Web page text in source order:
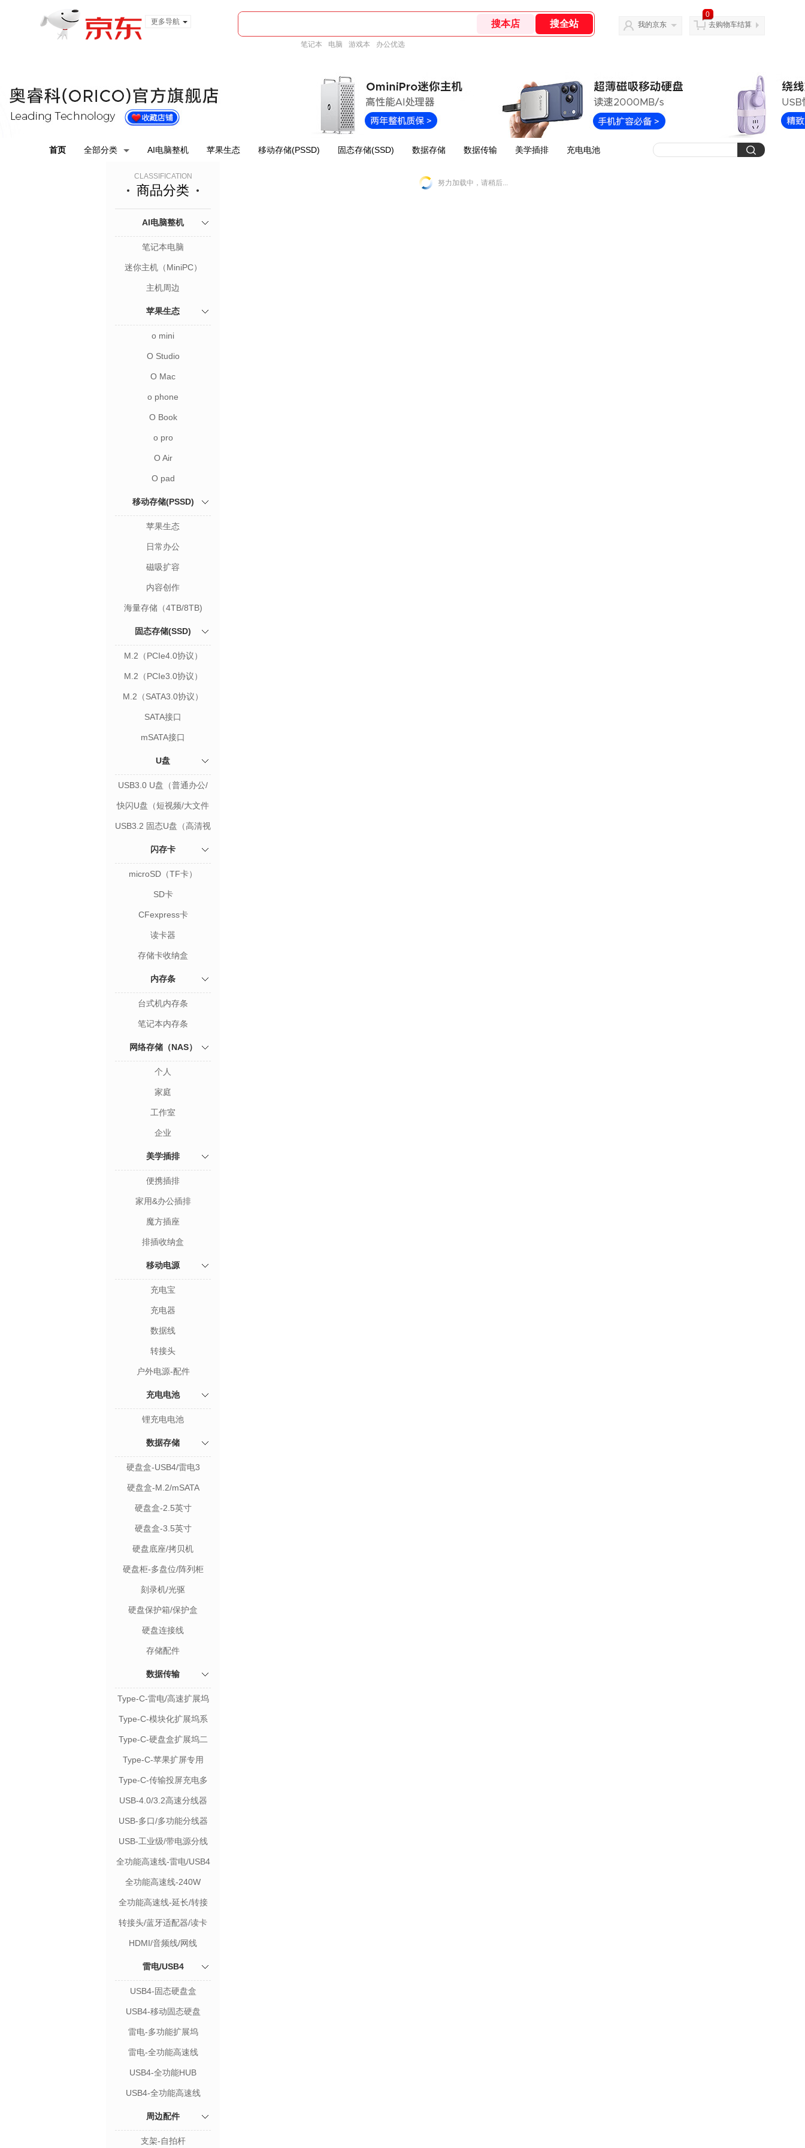
更多导航
笔记本 电脑 游戏本 办公优选
我的京东
0
去购物车结算
首页 全部分类 AI电脑整机 苹果生态 移动存储(PSSD) 固态存储(SSD) 数据存储 数据传输 美学插排 充电电池
CLASSIFICATION
商品分类
AI电脑整机
笔记本电脑
迷你主机（MiniPC）
主机周边
苹果生态
o mini
O Studio
O Mac
o phone
O Book
o pro
O Air
O pad
移动存储(PSSD)
苹果生态
（5Gbps/10Gbps/20Gbps）
日常办公
（5Gbps/10Gbps/20Gbps）
磁吸扩容
（10Gbps/20Gbps）
内容创作
（40Gbps/80Gbps）
海量存储（4TB/8TB)
固态存储(SSD)
M.2（PCIe4.0协议）
M.2（PCIe3.0协议）
M.2（SATA3.0协议）
SATA接口
mSATA接口
U盘
USB3.0 U盘（普通办公/
学习资料存储）
快闪U盘（短视频/大文件
存储）
USB3.2 固态U盘（高清视
闪存卡
microSD（TF卡）
SD卡
CFexpress卡
读卡器
存储卡收纳盒
内存条
台式机内存条
笔记本内存条
网络存储（NAS）
个人
家庭
工作室
企业
美学插排
便携插排
家用&办公插排
魔方插座
排插收纳盒
移动电源
充电宝
充电器
数据线
转接头
户外电源-配件
充电电池
锂充电电池
数据存储
硬盘盒-USB4/雷电3
硬盘盒-M.2/mSATA
硬盘盒-2.5英寸
硬盘盒-3.5英寸
硬盘底座/拷贝机
硬盘柜-多盘位/阵列柜
刻录机/光驱
硬盘保护箱/保护盒
硬盘连接线
存储配件
数据传输
Type-C-雷电/高速扩展坞
Type-C-模块化扩展坞系
Type-C-硬盘盒扩展坞二
合一
Type-C-苹果扩屏专用
Type-C-传输投屏充电多
功能
USB-4.0/3.2高速分线器
USB-多口/多功能分线器
USB-工业级/带电源分线
器
全功能高速线-雷电/USB4
全功能高速线-240W
全功能高速线-延长/转接
转接头/蓝牙适配器/读卡
器/配件
HDMI/音频线/网线
雷电/USB4
USB4-固态硬盘盒
USB4-移动固态硬盘
雷电-多功能扩展坞
雷电-全功能高速线
USB4-全功能HUB
USB4-全功能高速线
周边配件
支架-自拍杆
努力加载中，请稍后...